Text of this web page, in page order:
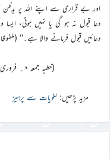
اور بے قراری سے اپنے اللہ پر بدظن
دعا قبول نہ ہو گی یا نہیں ہوتی،
دعائیں قبول فرمانے والا ہے۔‘‘ (ملفوظات جلد دوم
(خطبہ جمعہ ۸؍ فروری ۲۰۰۸ء ، الفضل انٹرنیشنل مورخہ ۲۹ فروری ۲۰۰۸ء صفحہ ۵)
مزید پڑھیں: لغویات سے پرہیز